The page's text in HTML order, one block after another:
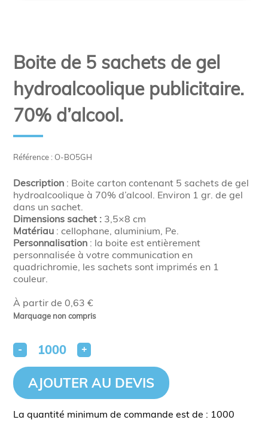
Référence : O-BO5GH
À partir de 0,63 €
Marquage non compris
Boite de 5 sachets de gel
hydroalcoolique publicitaire.
70% d’alcool.
Description : Boite carton contenant 5 sachets de gel
hydroalcoolique à 70% d’alcool. Environ 1 gr. de gel
dans un sachet.
Dimensions sachet : 3,5×8 cm
Matériau : cellophane, aluminium, Pe.
Personnalisation : la boite est entièrement
personnalisée à votre communication en
quadrichromie, les sachets sont imprimés en 1
couleur.
- +
AJOUTER AU DEVIS
La quantité minimum de commande est de : 1000